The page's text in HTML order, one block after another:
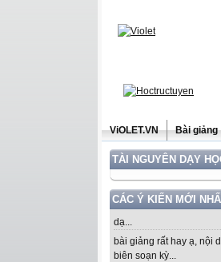
ViOLET.VN Bài giảng
TÀI NGUYÊN DẠY
CÁC Ý KIẾN MỚI
dạ...
bài giảng rất hay ạ, nội
biên soạn kỳ...